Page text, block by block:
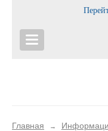
Главная →